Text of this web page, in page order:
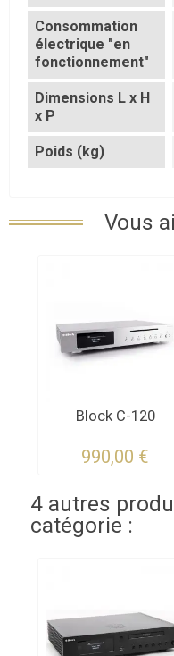
Consommation
électrique "en
fonctionnement"
Dimensions L x H
x P
Poids (kg)
Vous
Block C-120
990,00 €
4 autres
catégorie :